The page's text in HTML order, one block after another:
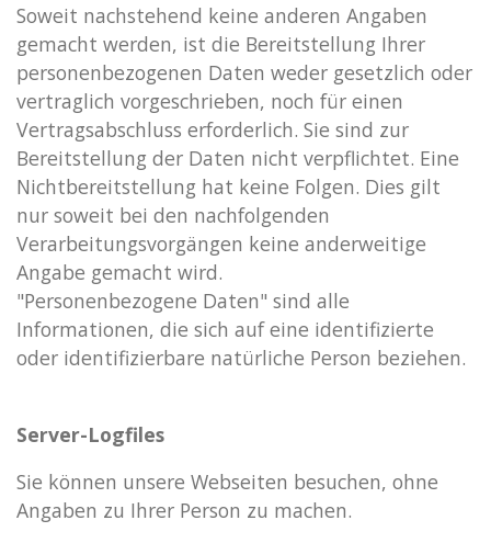
Soweit nachstehend keine anderen Angaben
gemacht werden, ist die Bereitstellung Ihrer
personenbezogenen Daten weder gesetzlich oder
vertraglich vorgeschrieben, noch für einen
Vertragsabschluss erforderlich. Sie sind zur
Bereitstellung der Daten nicht verpflichtet. Eine
Nichtbereitstellung hat keine Folgen. Dies gilt
nur soweit bei den nachfolgenden
Verarbeitungsvorgängen keine anderweitige
Angabe gemacht wird.
"Personenbezogene Daten" sind alle
Informationen, die sich auf eine identifizierte
oder identifizierbare natürliche Person beziehen.
Server-Logfiles
Sie können unsere Webseiten besuchen, ohne
Angaben zu Ihrer Person zu machen.